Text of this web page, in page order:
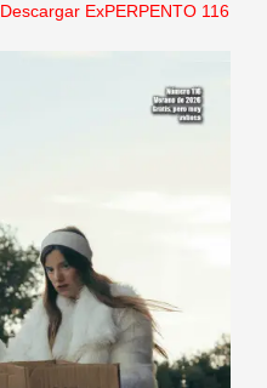
Descargar ExPERPENTO 116